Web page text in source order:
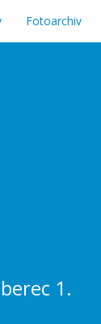
Fotoarchiv
1.